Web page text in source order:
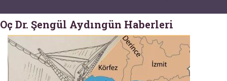
Oç Dr. Şengül Aydıngün Haberleri